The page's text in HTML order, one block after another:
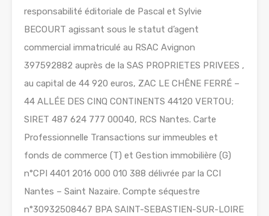
responsabilité éditoriale de Pascal et Sylvie
BECOURT agissant sous le statut d’agent
commercial immatriculé au RSAC Avignon
397592882 auprès de la SAS PROPRIETES PRIVEES ,
au capital de 44 920 euros, ZAC LE CHÊNE FERRÉ –
44 ALLÉE DES CINQ CONTINENTS 44120 VERTOU;
SIRET 487 624 777 00040, RCS Nantes. Carte
Professionnelle Transactions sur immeubles et
fonds de commerce (T) et Gestion immobilière (G)
n°CPI 4401 2016 000 010 388 délivrée par la CCI
Nantes – Saint Nazaire. Compte séquestre
n°30932508467 BPA SAINT-SEBASTIEN-SUR-LOIRE